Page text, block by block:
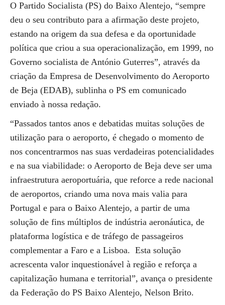
O Partido Socialista (PS) do Baixo Alentejo, “sempre
deu o seu contributo para a afirmação deste projeto,
estando na origem da sua defesa e da oportunidade
política que criou a sua operacionalização, em 1999, no
Governo socialista de António Guterres”, através da
criação da Empresa de Desenvolvimento do Aeroporto
de Beja (EDAB), sublinha o PS em comunicado
enviado à nossa redação.
“Passados tantos anos e debatidas muitas soluções de
utilização para o aeroporto, é chegado o momento de
nos concentrarmos nas suas verdadeiras potencialidades
e na sua viabilidade: o Aeroporto de Beja deve ser uma
infraestrutura aeroportuária, que reforce a rede nacional
de aeroportos, criando uma nova mais valia para
Portugal e para o Baixo Alentejo, a partir de uma
solução de fins múltiplos de indústria aeronáutica, de
plataforma logística e de tráfego de passageiros
complementar a Faro e a Lisboa. Esta solução
acrescenta valor inquestionável à região e reforça a
capitalização humana e territorial”, avança o presidente
da Federação do PS Baixo Alentejo, Nelson Brito.